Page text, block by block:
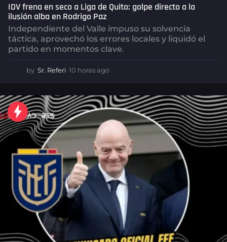
IDV frena en seco a Liga de Quito: golpe directo a la
ilusión alba en Rodrigo Paz
Independiente del Valle impuso su solvencia
táctica, aprovechó los errores locales y liquidó el
partido en momentos clave.
by Sr. Referi 10 horas ago
o
r
a
a
g
o